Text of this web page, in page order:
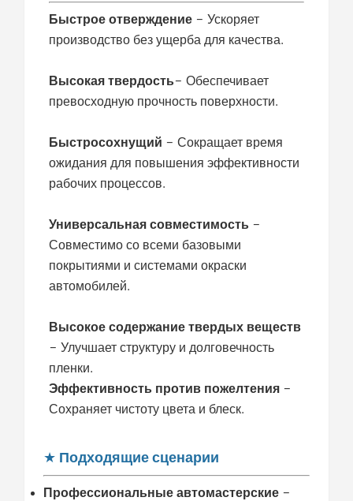
Быстрое отверждение– Ускоряет
производство без ущерба для качества.
Высокая твердость– Обеспечивает
превосходную прочность поверхности.
Быстросохнущий – Сокращает время
ожидания для повышения эффективности
рабочих процессов.
Универсальная совместимость–
Совместимо со всеми базовыми
покрытиями и системами окраски
автомобилей.
Высокое содержание твердых веществ
– Улучшает структуру и долговечность
пленки.
Эффективность против пожелтения –
Сохраняет чистоту цвета и блеск.
★ Подходящие сценарии
Профессиональные автомастерские –